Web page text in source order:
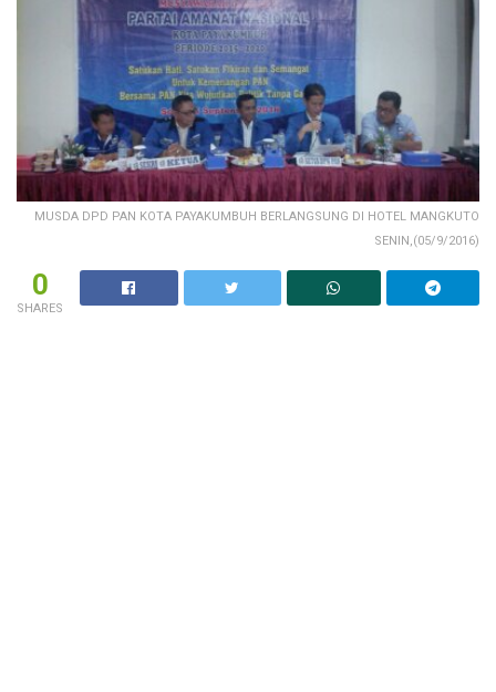
MUSDA DPD PAN KOTA PAYAKUMBUH BERLANGSUNG DI HOTEL MANGKUTO
SENIN,(05/9/2016)
0
SHARES